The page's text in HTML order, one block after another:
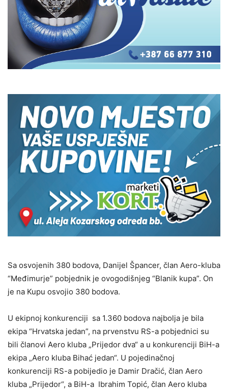
Sa osvojenih 380 bodova, Danijel Špancer, član Aero-kluba
“Međimurje” pobjednik je ovogodišnjeg “Blanik kupa”. On
je na Kupu osvojio 380 bodova.
U ekipnoj konkurenciji sa 1.360 bodova najbolja je bila
ekipa “Hrvatska jedan”, na prvenstvu RS-a pobjednici su
bili članovi Aero kluba „Prijedor dva“ a u konkurenciji BiH-a
ekipa „Aero kluba Bihać jedan“. U pojedinačnoj
konkurenciji RS-a pobijedio je Damir Dračić, član Aero
kluba „Prijedor“, a BiH-a Ibrahim Topić, član Aero kluba